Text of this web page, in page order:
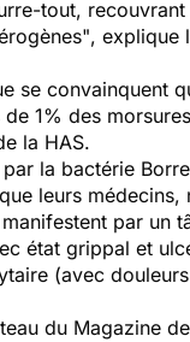
tout,
, explique
se convainquent
1% des
la HAS.
la bactérie
leurs
par un
état grippal et
(avec
du Magazine